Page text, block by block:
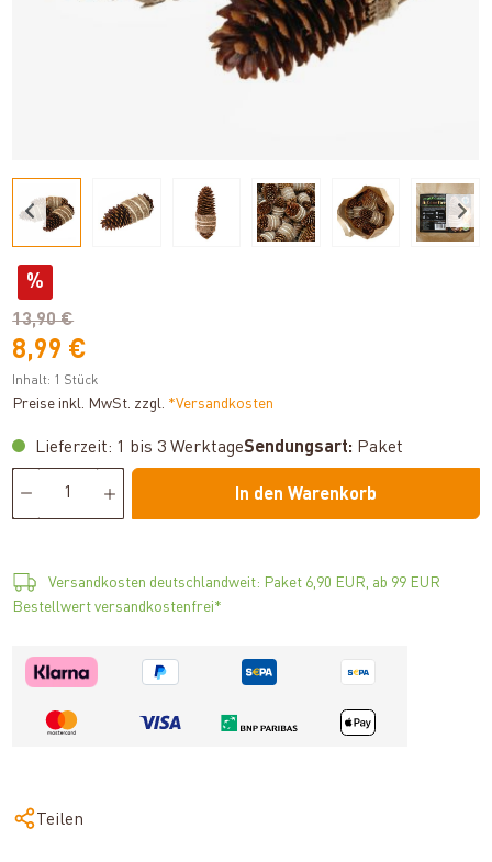
%
13,90 €
8,99 €
Inhalt: 1 Stück
Preise inkl. MwSt. zzgl. *Versandkosten
Lieferzeit: 1 bis 3 WerktageSendungsart: Paket
In den Warenkorb
Versandkosten deutschlandweit: Paket 6,90 EUR, ab 99 EUR
Bestellwert versandkostenfrei*
Teilen